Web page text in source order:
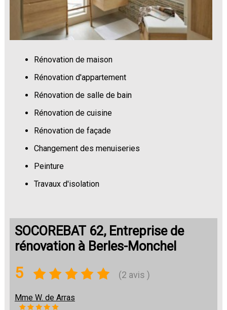
Rénovation de maison
Rénovation d'appartement
Rénovation de salle de bain
Rénovation de cuisine
Rénovation de façade
Changement des menuiseries
Peinture
Travaux d'isolation
SOCOREBAT 62, Entreprise de
rénovation à Berles-Monchel
5 (2 avis )
Mme W. de Arras